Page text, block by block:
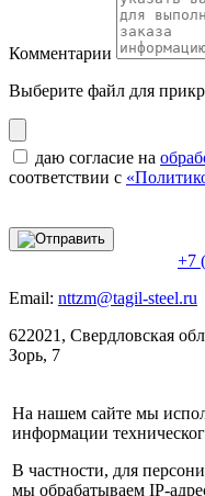
Комментарии
Выберите файл для
даю согласие на
соответствии с
+7
Email: nttzm@tagil-steel.ru
622021, Свердловская
Зорь, 7
На нашем сайте мы
информации
В частности, для
мы обрабатываем IP-